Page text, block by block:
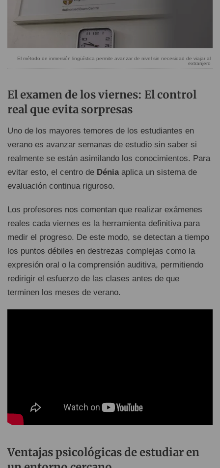
El método de inmersión lingüística permite avanzar de nivel sin necesidad de viajar al
extranjero
El examen de los viernes: El control
real que evita sorpresas
Uno de los mayores temores de los estudiantes en
verano es avanzar semanas de estudio sin saber si
realmente se están asimilando los conocimientos. Para
evitar esto, el centro de Déniaaplica un sistema de
evaluación continua riguroso.
Los profesores nos comentan que realizar exámenes
reales cada viernes es la herramienta definitiva para
medir el progreso. De este modo, se detectan a tiempo
los puntos débiles en destrezas complejas como la
expresión oral o la comprensión auditiva, permitiendo
redirigir el esfuerzo de las clases antes de que
terminen los meses de verano.
Ventajas psicológicas de estudiar en